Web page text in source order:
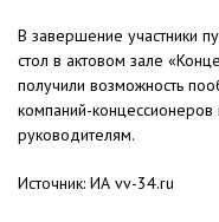
В завершение участники
стол в актовом зале
получили возможность
компаний-
руководителям.
Источник: ИА vv-34.ru